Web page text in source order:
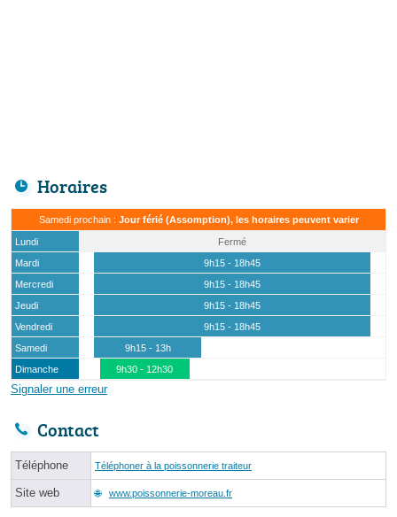
Horaires
Samedi prochain : Jour férié (Assomption), les horaires peuvent varier
Lundi
Fermé
Mardi
9h15 - 18h45
Mercredi
9h15 - 18h45
Jeudi
9h15 - 18h45
Vendredi
9h15 - 18h45
Samedi
9h15 - 13h
Dimanche
9h30 - 12h30
Signaler une erreur
Contact
Téléphone Téléphoner à la poissonnerie traiteur
Site web www.poissonnerie-moreau.fr